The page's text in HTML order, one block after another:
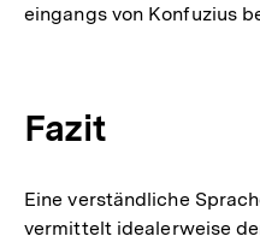
eingangs von Konfuzius
Fazit
Eine verständliche
vermittelt idealerweise